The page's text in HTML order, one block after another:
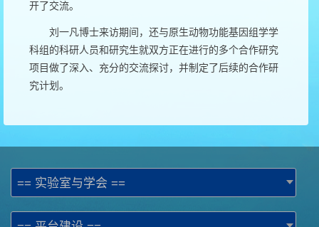
开了交流。
刘一凡博士来访期间，还与原生动物功能基因组学学
科组的科研人员和研究生就双方正在进行的多个合作研究
项目做了深入、充分的交流探讨，并制定了后续的合作研
究计划。
== 实验室与学会 ==